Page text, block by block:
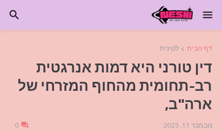
דף הבית לטינית
דין טורני היא דמות אנרגטית
רב-תחומית מהחוף המזרחי של
ארה"ב,
נובמבר 11, 2025 0